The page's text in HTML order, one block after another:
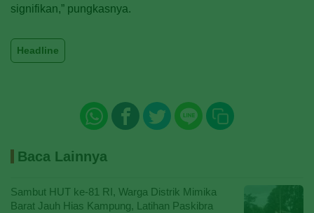
signifikan,” pungkasnya.
Headline
Baca Lainnya
Sambut HUT ke-81 RI, Warga Distrik Mimika
Barat Jauh Hias Kampung, Latihan Paskibra